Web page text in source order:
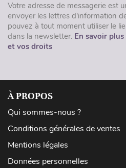
Votre adresse de messagerie est
envoyer les lettres d'information
pouvez à tout moment utiliser le
dans la newsletter. En savoir
et vos droits
À PROPOS
Qui sommes-nous ?
Conditions générales de ventes
Mentions légales
Données personnelles